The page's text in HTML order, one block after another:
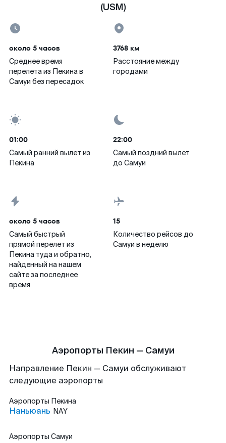
(USM)
около 5 часов
Среднее время
перелета из Пекина в
Самуи без пересадок
3768 км
Расстояние между
городами
01:00
Самый ранний вылет из
Пекина
22:00
Самый поздний вылет
до Самуи
около 5 часов
Самый быстрый
прямой перелет из
Пекина туда и обратно,
найденный на нашем
сайте за последнее
время
15
Количество рейсов до
Самуи в неделю
Аэропорты Пекин — Самуи
Направление Пекин — Самуи обслуживают
следующие аэропорты
Аэропорты Пекина
Наньюань NAY
Аэропорты Самуи